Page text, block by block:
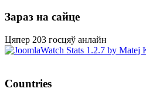
Зараз на сайце
Цяпер 203 госцяў анлайн
Countries